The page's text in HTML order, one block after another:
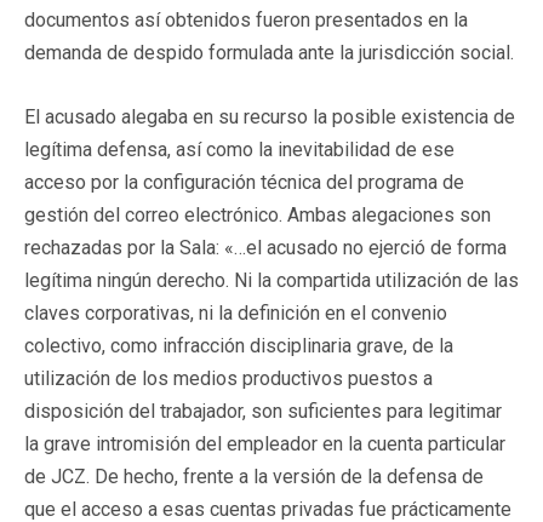
documentos así obtenidos fueron presentados en la
demanda de despido formulada ante la jurisdicción social.
El acusado alegaba en su recurso la posible existencia de
legítima defensa, así como la inevitabilidad de ese
acceso por la configuración técnica del programa de
gestión del correo electrónico. Ambas alegaciones son
rechazadas por la Sala: «…el acusado no ejerció de forma
legítima ningún derecho. Ni la compartida utilización de las
claves corporativas, ni la definición en el convenio
colectivo, como infracción disciplinaria grave, de la
utilización de los medios productivos puestos a
disposición del trabajador, son suficientes para legitimar
la grave intromisión del empleador en la cuenta particular
de JCZ. De hecho, frente a la versión de la defensa de
que el acceso a esas cuentas privadas fue prácticamente